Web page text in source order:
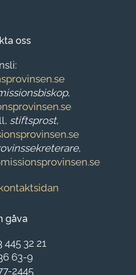
oss
,
stiftsprost,
,
gåva
445 32 21
63-9
2445